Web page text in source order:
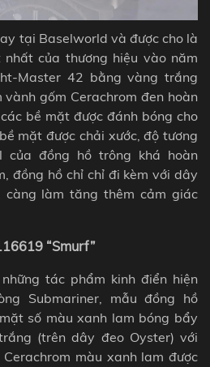
tại Baselworld và được cho là
của thương hiệu vào năm
Master 42 bằng vàng trắng
gốm Cerachrom đen hoàn
bề mặt được đánh bóng cho
mặt được chải xước, độ tương
của đồng hồ trông khá hoàn
đồng hồ chỉ chỉ đi kèm với dây
càng làm tăng thêm cảm giác
“Smurf”
tác phẩm kinh điển hiện
Submariner, mẫu đồng hồ
số màu xanh lam bóng bẩy
(trên dây đeo Oyster) với
màu xanh lam được